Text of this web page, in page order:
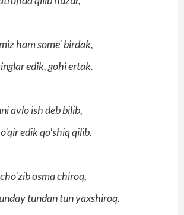
ham some' birdak,
edik, gohi ertak.
avlo ish deb bilib,
edik qo'shiq qilib.
osma chiroq,
tundan tun yaxshiroq.